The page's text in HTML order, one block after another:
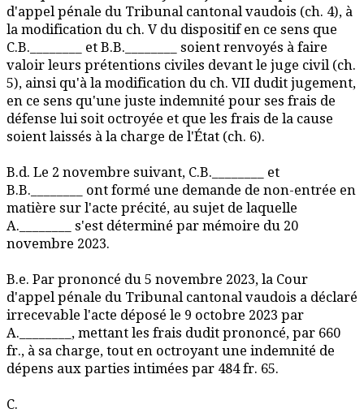
d'appel pénale du Tribunal cantonal vaudois (ch. 4), à
la modification du ch. V du dispositif en ce sens que
C.B.________ et B.B.________ soient renvoyés à faire
valoir leurs prétentions civiles devant le juge civil (ch.
5), ainsi qu'à la modification du ch. VII dudit jugement,
en ce sens qu'une juste indemnité pour ses frais de
défense lui soit octroyée et que les frais de la cause
soient laissés à la charge de l'État (ch. 6).
B.d. Le 2 novembre suivant, C.B.________ et
B.B.________ ont formé une demande de non-entrée en
matière sur l'acte précité, au sujet de laquelle
A.________ s'est déterminé par mémoire du 20
novembre 2023.
B.e. Par prononcé du 5 novembre 2023, la Cour
d'appel pénale du Tribunal cantonal vaudois a déclaré
irrecevable l'acte déposé le 9 octobre 2023 par
A.________, mettant les frais dudit prononcé, par 660
fr., à sa charge, tout en octroyant une indemnité de
dépens aux parties intimées par 484 fr. 65.
C.